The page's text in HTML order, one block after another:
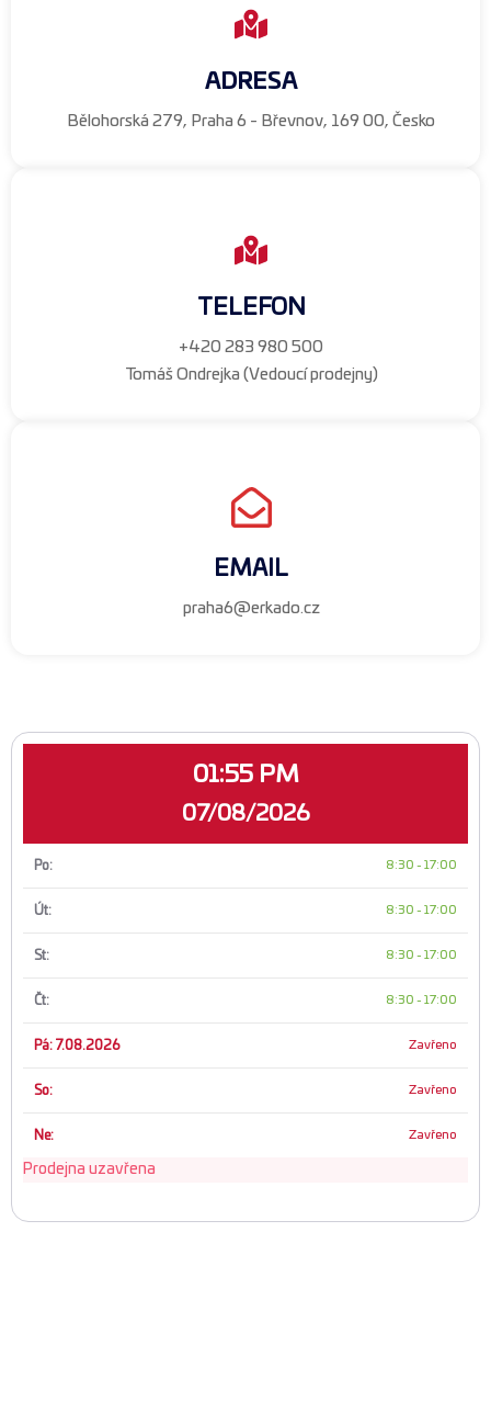
ADRESA
Bělohorská 279, Praha 6 - Břevnov, 169 00, Česko
TELEFON
+420 283 980 500
Tomáš Ondrejka (Vedoucí prodejny)
EMAIL
praha6@erkado.cz
01:55 PM
07/08/2026
Po: 8:30 - 17:00
Út: 8:30 - 17:00
St: 8:30 - 17:00
Čt: 8:30 - 17:00
Pá: 7.08.2026 Zavřeno
So: Zavřeno
Ne: Zavřeno
Prodejna uzavřena